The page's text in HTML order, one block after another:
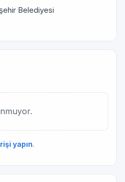
Belediyesi
yapın.